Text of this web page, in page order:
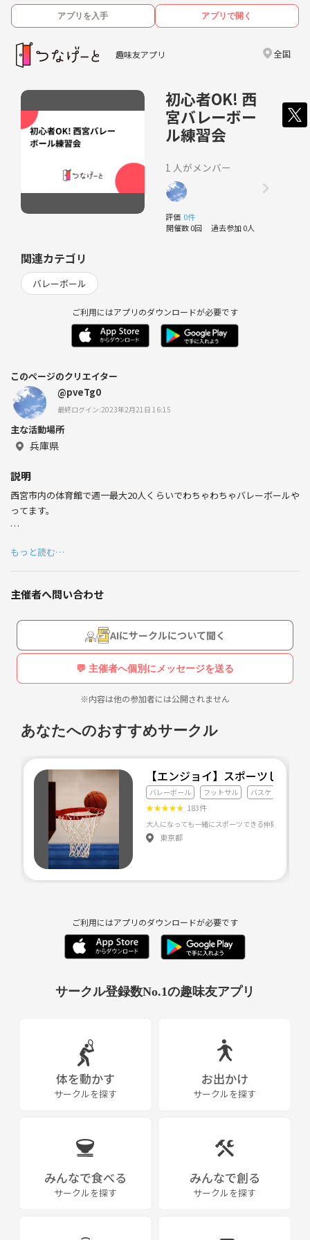
アプリを入手 アプリで開く
趣味友アプリ 全国
初心者OK! 西
宮バレーボー
ル練習会
1 人がメンバー
評価 0件
開催数 0回 過去参加 0人
関連カテゴリ
バレーボール
ご利用にはアプリのダウンロードが必要です
このページのクリエイター
@pveTg0
最終ログイン:2023年2月21日 16:15
主な活動場所
兵庫県
説明
西宮市内の体育館で週一最大20人くらいでわちゃわちゃバレーボールや
ってます。
1時間は練習していますので初心者のスキルアップにはピッタリかと思
います。
詳細はお問い合わせください。
もっと読む…
主催者へ問い合わせ
AIにサークルについて聞く
💬 主催者へ個別にメッセージを送る
※内容は他の参加者には公開されません
あなたへのおすすめサークル
【エンジョイ】スポーツしまし
バレーボール フットサル バスケ
★★★★★ 183件
東京都
ご利用にはアプリのダウンロードが必要です
サークル登録数No.1の趣味友アプリ
体を動かす
サークルを探す
お出かけ
サークルを探す
みんなで食べる
サークルを探す
みんなで創る
サークルを探す